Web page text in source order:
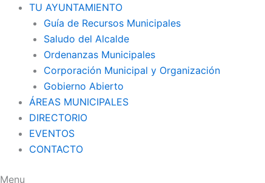
TU AYUNTAMIENTO
Guía de Recursos Municipales
Saludo del Alcalde
Ordenanzas Municipales
Corporación Municipal y Organización
Gobierno Abierto
ÁREAS MUNICIPALES
DIRECTORIO
EVENTOS
CONTACTO
Menu